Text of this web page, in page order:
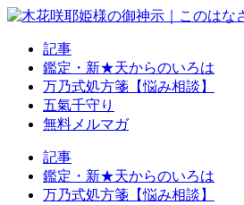
記事
鑑定・新★天からのいろは
万乃式処方箋【悩み相談】
五氣千守り
無料メルマガ
記事
鑑定・新★天からのいろは
万乃式処方箋【悩み相談】